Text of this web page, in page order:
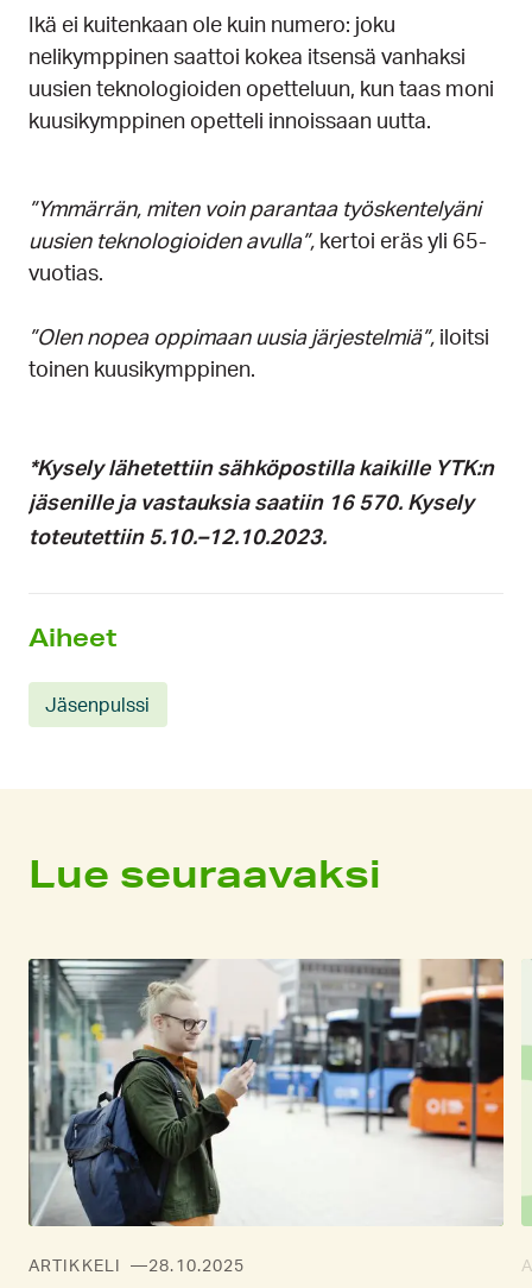
Aiheet
Jäsenpulssi
Ikä ei kuitenkaan ole kuin numero: joku
nelikymppinen saattoi kokea itsensä vanhaksi
uusien teknologioiden opetteluun, kun taas moni
kuusikymppinen opetteli innoissaan uutta.
”Ymmärrän, miten voin parantaa työskentelyäni
uusien teknologioiden avulla”, kertoi eräs yli 65-
vuotias.
”Olen nopea oppimaan uusia järjestelmiä”, iloitsi
toinen kuusikymppinen.
*Kysely lähetettiin sähköpostilla kaikille YTK:n
jäsenille ja vastauksia saatiin 16 570. Kysely
toteutettiin 5.10.–12.10.2023.
Lue seuraavaksi
ARTIKKELI 28.10.2025